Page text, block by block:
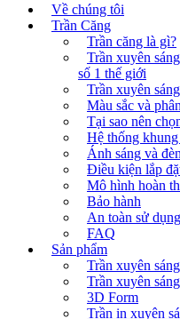
Về chúng tôi
Trần Căng
Trần căng là gì?
Trần xuyên
số 1 thế giới
Trần xuyên
Màu sắc và
Tại sao nên
Hệ thống
Ánh sáng và đèn
Điều kiện lắp
Mô hình hoàn
Bảo hành
An toàn sử dụng
FAQ
Sản phẩm
Trần xuyên
Trần xuyên
3D Form
Trần in xuyên